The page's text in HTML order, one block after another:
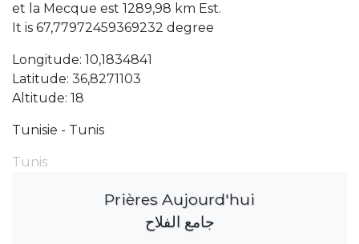
et la Mecque est 1289,98 km Est.
It is 67,77972459369232 degree
Longitude: 10,1834841
Latitude: 36,8271103
Altitude: 18
Tunisie - Tunis
Tunis
Prières Aujourd'hui
جامع الفلاح